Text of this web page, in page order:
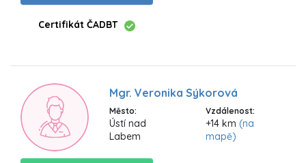
Certifikát ČADBT
Mgr. Veronika Sýkorová
Město:
Ústí nad
Labem
Vzdálenost:
+14 km(na
mapě)